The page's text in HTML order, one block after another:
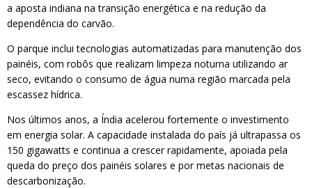
a aposta indiana na transição energética e na redução da
dependência do carvão.
O parque inclui tecnologias automatizadas para manutenção dos
painéis, com robôs que realizam limpeza noturna utilizando ar
seco, evitando o consumo de água numa região marcada pela
escassez hídrica.
Nos últimos anos, a Índia acelerou fortemente o investimento
em energia solar. A capacidade instalada do país já ultrapassa os
150 gigawatts e continua a crescer rapidamente, apoiada pela
queda do preço dos painéis solares e por metas nacionais de
descarbonização.